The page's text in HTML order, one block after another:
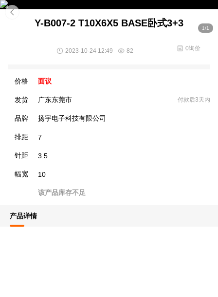
1/1
Y-B007-2 T10X6X5 BASE卧式3+3
2023-10-24 12:49 82 0询价
价格 面议
发货 广东东莞市 付款后3天内
品牌 扬宇电子科技有限公司
排距 7
针距 3.5
幅宽 10
该产品库存不足
产品详情